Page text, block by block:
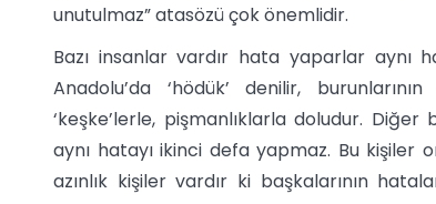
unutulmaz” atasözü çok önemlidir.
Bazı insanlar vardır hata yaparlar aynı
Anadolu’da ‘hödük’ denilir,
‘keşke’lerle, pişmanlıklarla doludur.
aynı hatayı ikinci defa yapmaz. Bu kişiler
azınlık kişiler vardır ki başkalarının